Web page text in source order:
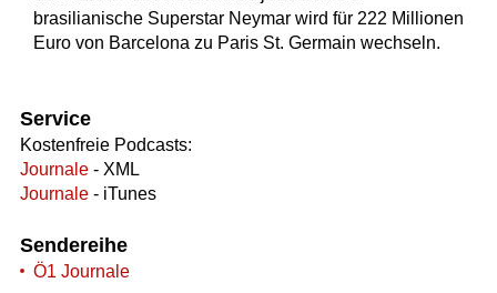
brasilianische Superstar Neymar wird für 222 Millionen
Euro von Barcelona zu Paris St. Germain wechseln.
Service
Kostenfreie Podcasts:
Journale- XML
Journale- iTunes
Sendereihe
Ö1 Journale